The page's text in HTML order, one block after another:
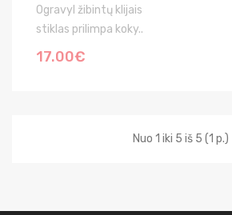
Ogravyl žibintų klijais
stiklas prilimpa koky..
17.00€
Nuo 1 iki 5 iš 5 (1 p.)